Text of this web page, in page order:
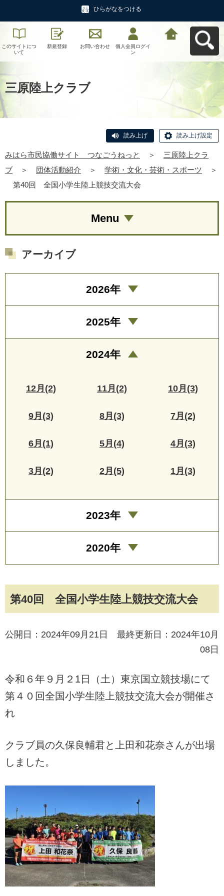
ひらがなをつける
このサイトにつ
いて
新規登録 お問い合わせ
個人会員ログイ
ン
三原陸上クラブ
読み上げ 読み上げ設定
みはら市民協働サイト つなごうねっと ＞
三原陸上クラ
ブ
＞ 団体活動紹介 ＞ 学術・文化・芸術・スポーツ
＞
第40回 全国小学生陸上競技交流大会
第40回 全国小学生陸上競技交流大会
公開日：2024年09月21日 最終更新日：2024年10月
08日
令和６年９月２1日（土）東京国立競技場にて
第４０回全国小学生陸上競技交流大会が開催さ
れ
クラブ員の久保良輔君と上田和花奈さんが出場
しました。
Menu
アーカイブ
2026年
2025年
2024年
12月(2) 11月(2) 10月(3)
9月(3) 8月(3) 7月(2)
6月(1) 5月(4) 4月(3)
3月(2) 2月(5) 1月(3)
2023年
2020年